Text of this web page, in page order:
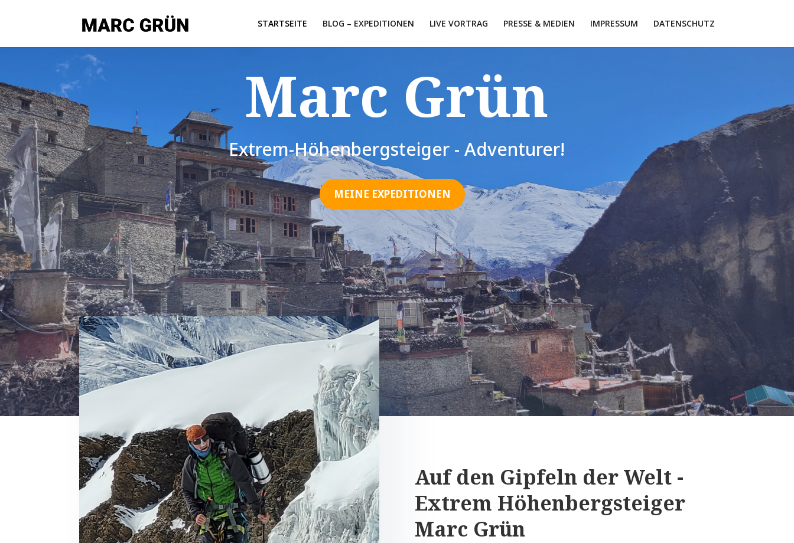
STARTSEITE BLOG – EXPEDITIONEN LIVE VORTRAG PRESSE & MEDIEN IMPRESSUM DATENSCHUTZ
Marc Grün
Extrem-Höhenbergsteiger - Adventurer!
MEINE EXPEDITIONEN
Auf den Gipfeln der Welt -
Extrem Höhenbergsteiger
Marc Grün